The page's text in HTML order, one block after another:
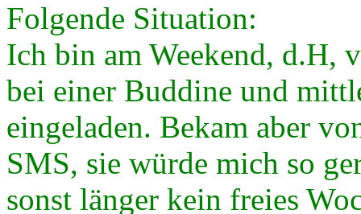
Folgende Situation:
Ich bin am Weekend, d.H,
bei einer Buddine und
eingeladen. Bekam aber
SMS, sie würde mich so
sonst länger kein freies